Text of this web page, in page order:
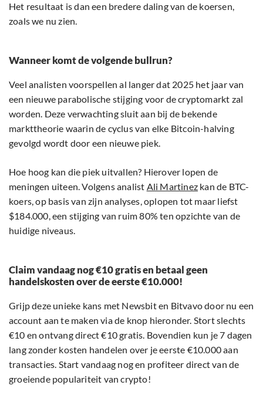
Het resultaat is dan een bredere daling van de koersen,
zoals we nu zien.
Wanneer komt de volgende bullrun?
Veel analisten voorspellen al langer dat 2025 het jaar van
een nieuwe parabolische stijging voor de cryptomarkt zal
worden. Deze verwachting sluit aan bij de bekende
markttheorie waarin de cyclus van elke Bitcoin-halving
gevolgd wordt door een nieuwe piek.
Hoe hoog kan die piek uitvallen? Hierover lopen de
meningen uiteen. Volgens analist Ali Martinez kan de BTC-
koers, op basis van zijn analyses, oplopen tot maar liefst
$184.000, een stijging van ruim 80% ten opzichte van de
huidige niveaus.
Claim vandaag nog €10 gratis en betaal geen
handelskosten over de eerste €10.000!
Grijp deze unieke kans met Newsbit en Bitvavo door nu een
account aan te maken via de knop hieronder. Stort slechts
€10 en ontvang direct €10 gratis. Bovendien kun je 7 dagen
lang zonder kosten handelen over je eerste €10.000 aan
transacties. Start vandaag nog en profiteer direct van de
groeiende populariteit van crypto!